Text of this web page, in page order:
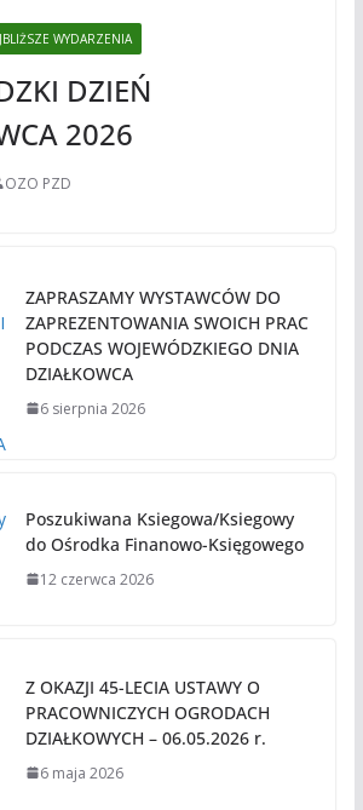
WYDARZENIA
DZIEŃ
2026
OZO PZD
ZAPRASZAMY WYSTAWCÓW DO
ZAPREZENTOWANIA SWOICH PRAC
PODCZAS WOJEWÓDZKIEGO DNIA
DZIAŁKOWCA
6 sierpnia 2026
Poszukiwana Ksiegowa/Ksiegowy
do Ośrodka Finanowo-Księgowego
12 czerwca 2026
Z OKAZJI 45-LECIA USTAWY O
PRACOWNICZYCH OGRODACH
DZIAŁKOWYCH – 06.05.2026 r.
6 maja 2026